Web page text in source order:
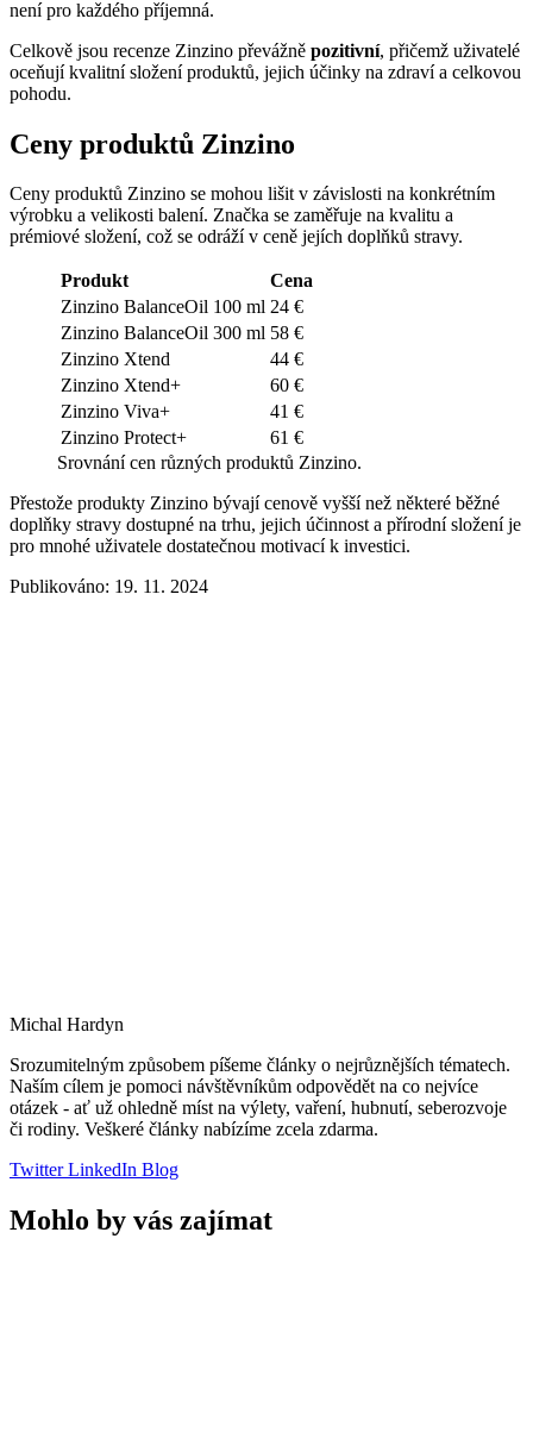
není pro každého příjemná.
Celkově jsou recenze Zinzino převážně pozitivní, přičemž uživatelé
oceňují kvalitní složení produktů, jejich účinky na zdraví a celkovou
pohodu.
Ceny produktů Zinzino
Ceny produktů Zinzino se mohou lišit v závislosti na konkrétním
výrobku a velikosti balení. Značka se zaměřuje na kvalitu a
prémiové složení, což se odráží v ceně jejích doplňků stravy.
Produkt
Cena
Zinzino BalanceOil 100 ml 24 €
Zinzino BalanceOil 300 ml 58 €
Zinzino Xtend
44 €
Zinzino Xtend+
60 €
Zinzino Viva+
41 €
Zinzino Protect+
61 €
Srovnání cen různých produktů Zinzino.
Přestože produkty Zinzino bývají cenově vyšší než některé běžné
doplňky stravy dostupné na trhu, jejich účinnost a přírodní složení je
pro mnohé uživatele dostatečnou motivací k investici.
Publikováno: 19. 11. 2024
Michal Hardyn
Srozumitelným způsobem píšeme články o nejrůznějších tématech.
Naším cílem je pomoci návštěvníkům odpovědět na co nejvíce
otázek - ať už ohledně míst na výlety, vaření, hubnutí, seberozvoje
či rodiny. Veškeré články nabízíme zcela zdarma.
TwitterLinkedIn Blog
Mohlo by vás zajímat